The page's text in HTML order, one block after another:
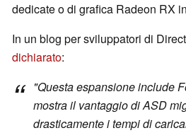
dedicate o di grafica Radeon RX
In un blog per sviluppatori di
dichiarato:
"Questa espansione include
mostra il vantaggio di ASD
drasticamente i tempi di